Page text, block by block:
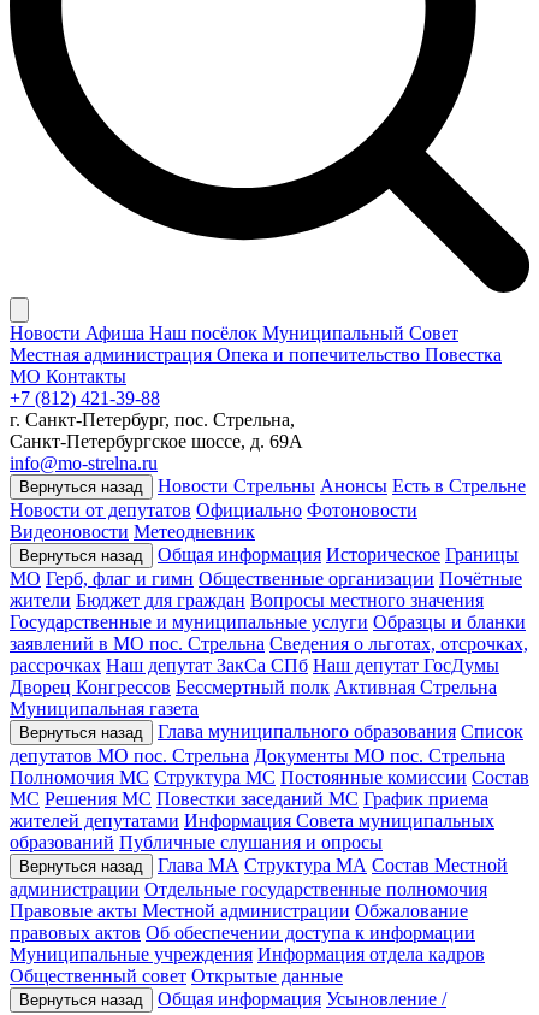
Новости Афиша Наш посёлок Муниципальный Совет
Местная администрация Опека и попечительство Повестка
МО Контакты
+7 (812) 421-39-88
г. Санкт-Петербург, пос. Стрельна,
Санкт-Петербургское шоссе, д. 69А
info@mo-strelna.ru
Вернуться назад Новости Стрельны Анонсы Есть в Стрельне
Новости от депутатов Официально Фотоновости
Видеоновости Метеодневник
Вернуться назад Общая информация Историческое Границы
МО Герб, флаг и гимн Общественные организации Почётные
жители Бюджет для граждан Вопросы местного значения
Государственные и муниципальные услуги Образцы и бланки
заявлений в МО пос. Стрельна Сведения о льготах, отсрочках,
рассрочках Наш депутат ЗакСа СПб Наш депутат ГосДумы
Дворец Конгрессов Бессмертный полк Активная Стрельна
Муниципальная газета
Вернуться назад Глава муниципального образования Список
депутатов МО пос. Стрельна Документы МО пос. Стрельна
Полномочия МС Структура МС Постоянные комиссии Состав
МС Решения МС Повестки заседаний МС График приема
жителей депутатами Информация Совета муниципальных
образований Публичные слушания и опросы
Вернуться назад Глава МА Структура МА Состав Местной
администрации Отдельные государственные полномочия
Правовые акты Местной администрации Обжалование
правовых актов Об обеспечении доступа к информации
Муниципальные учреждения Информация отдела кадров
Общественный совет Открытые данные
Вернуться назад Общая информация Усыновление /